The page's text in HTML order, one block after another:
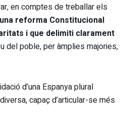
en comptes de treballar els
reforma Constitucional
i que delimiti clarament
del poble, per àmplies majories,
d’una Espanya plural
capaç d’articular-se més